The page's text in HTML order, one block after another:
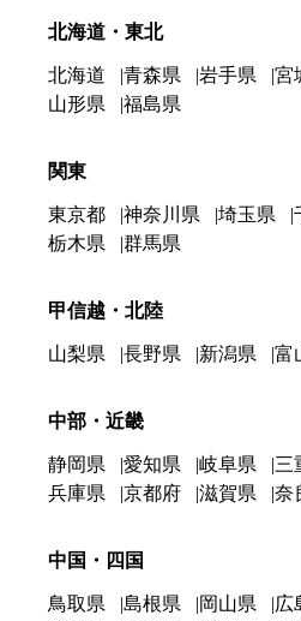
北海道・東北
北海道 青森県 岩手県 宮
山形県
福島県
関東
東京都 神奈川県 埼玉県
栃木県
群馬県
甲信越・北陸
山梨県 長野県 新潟県 富
中部・近畿
静岡県 愛知県 岐阜県 三
兵庫県
京都府 滋賀県 奈
中国・四国
鳥取県 島根県 岡山県 広